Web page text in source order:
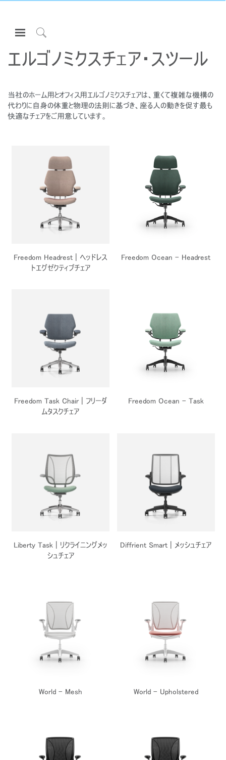
Open
Menu
to
Search
サインインまたは登録
エルゴノミクス
リソース
Partners
サポート
ショールームを探す
地域を変更
Opens
to
Facebook
Opens
Twitter
Opens
to
Linkedin
Opens
to
Instagram
Opens
Humanscale
Opens
to
Pinterest
Opens
to
YouTube
エルゴノミクスチェア・スツール
当社のホーム用とオフィス用エルゴノミクスチェアは、重くて複雑な機構の
代わりに自身の体重と物理の法則に基づき、座る人の動きを促す最も
快適なチェアをご用意しています。
Freedom Headrest | ヘッドレス
トエグゼクティブチェア
Freedom Ocean - Headrest
Freedom Task Chair | フリーダ
ムタスクチェア
Freedom Ocean - Task
Liberty Task | リクライニングメッ
シュチェア
Diffrient Smart | メッシュチェア
World - Mesh World - Upholstered